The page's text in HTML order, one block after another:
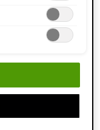
in
der Entstehung
oder Insulin sind
lässt. Lässt